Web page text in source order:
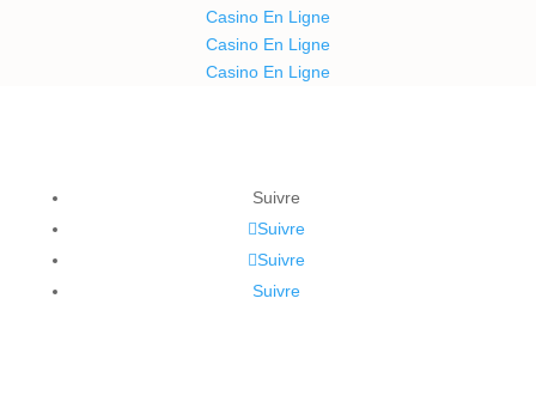
Casino En Ligne
Casino En Ligne
Casino En Ligne
Suivre
Suivre
Suivre
Suivre